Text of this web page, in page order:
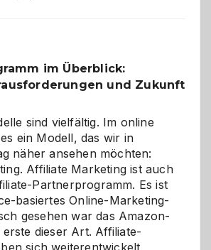
im Überblick:
und Zukunft
sind vielfältig. Im online
ein Modell, das wir in
näher ansehen möchten:
Affiliate Marketing ist auch
Partnerprogramm. Es ist
basiertes Online-Marketing-
gesehen war das Amazon-
dieser Art. Affiliate-
sich weiterentwickelt.